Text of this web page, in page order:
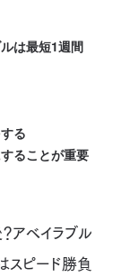
は最短1週間
る
ることが重要
アベイラブル
スピード勝負